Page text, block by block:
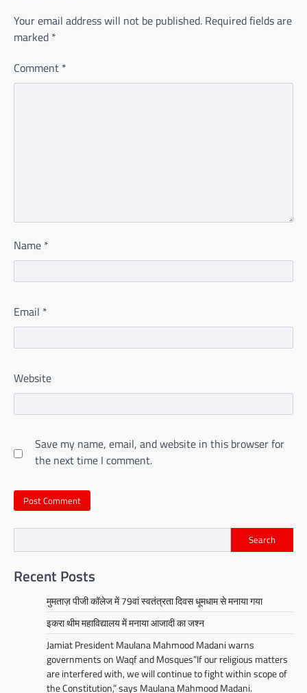
Your email address will not be published. Required fields are
marked *
Comment *
Name *
Email *
Website
Save my name, email, and website in this browser for
the next time I comment.
Search
Recent Posts
मुमताज़ पीजी कॉलेज में 79वां स्वतंत्रता दिवस धूमधाम से मनाया गया
इकरा थीम महाविद्यालय में मनाया आजादी का जश्न
Jamiat President Maulana Mahmood Madani warns
governments on Waqf and Mosques”If our religious matters
are interfered with, we will continue to fight within scope of
the Constitution,” says Maulana Mahmood Madani.